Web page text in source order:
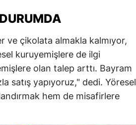
ve çikolata almakla kalmıyor,
kuruyemişlere de ilgi
olan talep arttı. Bayram
satış yapıyoruz," dedi. Yöresel
hem de misafirlere